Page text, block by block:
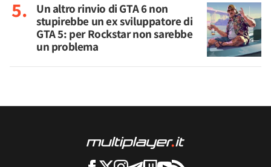
Un altro rinvio di GTA 6 non
stupirebbe un ex sviluppatore di
GTA 5: per Rockstar non sarebbe
un problema